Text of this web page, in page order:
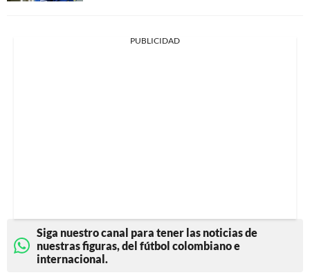
PUBLICIDAD
Siga nuestro canal para tener las noticias de
nuestras figuras, del fútbol colombiano e
internacional.